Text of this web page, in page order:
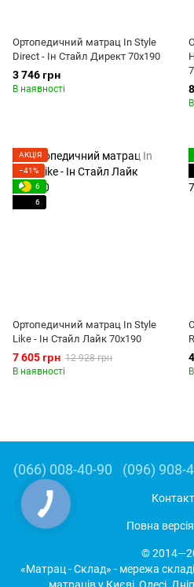
Ортопедичний матрац In Style
Direct - Ін Стайл Директ 70x190
3 746 грн
В наявності
АКЦІЯ
−41%
6
6
Ортопедичний матрац In Style
Like - Ін Стайл Лайк 70x190
7 605 грн 12 928 грн
В наявності
(066) 008-40-90 (096) 908-
Повна
©
«Матрац - Склад» - мережа